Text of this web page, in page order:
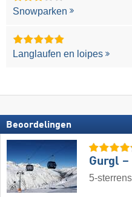
Snowparken
Langlaufen en loipes
Beoordelingen
Gurgl
5-